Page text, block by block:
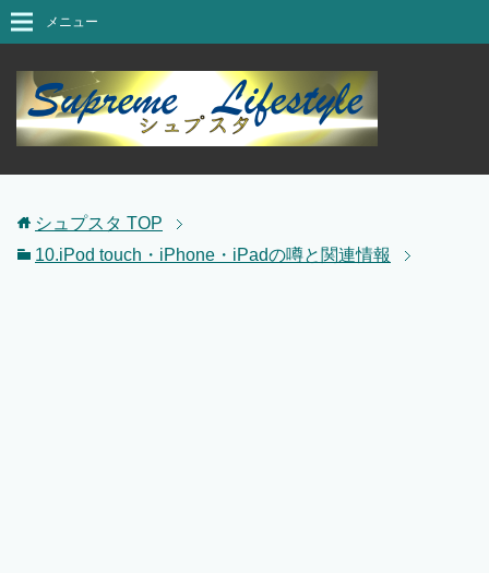
メニュー
シュプスタ TOP
10.iPod touch・iPhone・iPadの噂と関連情報